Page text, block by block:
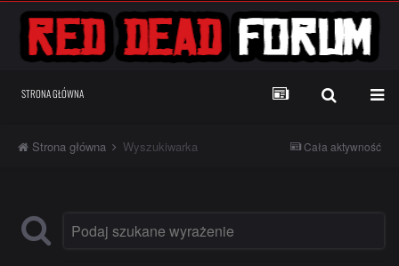
STRONA GŁÓWNA
Cała aktywność
Strona główna Wyszukiwarka